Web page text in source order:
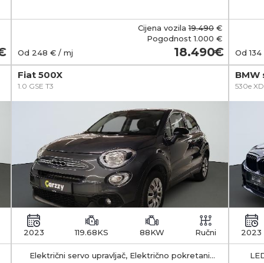
Cijena vozila19.490 €
Pogodnost1.000 €
Od 248 € / mj 18.490 Od134
Fiat 500X
1.0 GSE T3
2023 119.68KS 88KW Ručni
Električni servo upravljač, Električno pokretani
BMW
530e
2023